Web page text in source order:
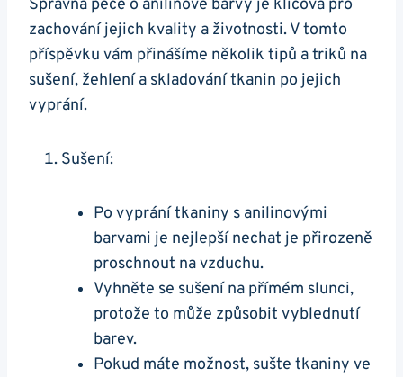
Správná péče o anilinové barvy je klíčová pro
zachování jejich kvality a životnosti. V tomto
příspěvku vám přinášíme několik tipů a triků na
sušení, žehlení a skladování tkanin po jejich
vyprání.
Sušení:
Po vyprání tkaniny s anilinovými
barvami je nejlepší nechat je přirozeně
proschnout na vzduchu.
Vyhněte se sušení na přímém slunci,
protože to může způsobit vyblednutí
barev.
Pokud máte možnost, sušte tkaniny ve